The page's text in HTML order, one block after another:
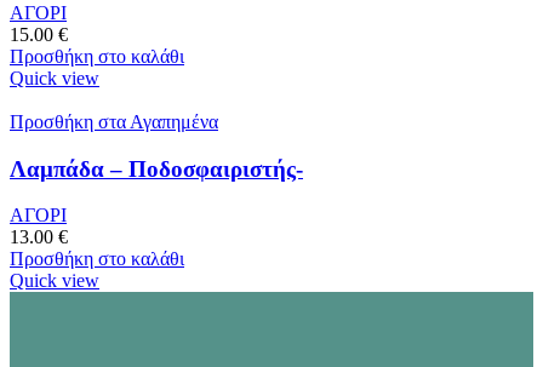
ΑΓΟΡΙ
15.00 €
Προσθήκη στο καλάθι
Quick view
Προσθήκη στα Αγαπημένα
Λαμπάδα – Ποδοσφαιριστής-
ΑΓΟΡΙ
13.00 €
Προσθήκη στο καλάθι
Quick view